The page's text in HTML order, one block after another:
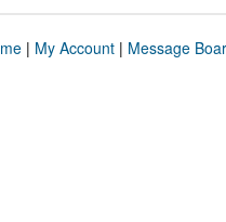
| My Account| Message